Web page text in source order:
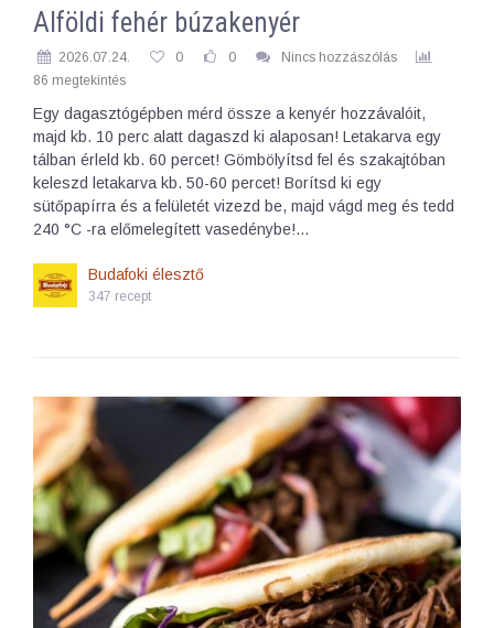
Alföldi fehér búzakenyér
2026.07.24. 0 0
Nincs hozzászólás
86 megtekintés
Egy dagasztógépben mérd össze a kenyér hozzávalóit,
majd kb. 10 perc alatt dagaszd ki alaposan! Letakarva egy
tálban érleld kb. 60 percet! Gömbölyítsd fel és szakajtóban
keleszd letakarva kb. 50-60 percet! Borítsd ki egy
sütőpapírra és a felületét vizezd be, majd vágd meg és tedd
240 °C -ra előmelegített vasedénybe!…
Budafoki élesztő
347 recept